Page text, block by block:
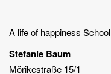
A life of happiness School
Stefanie Baum
Mörikestraße 15/1